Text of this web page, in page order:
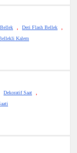
, Deri Flash Bellek ,
Kalem
Dekoratif Saat ,